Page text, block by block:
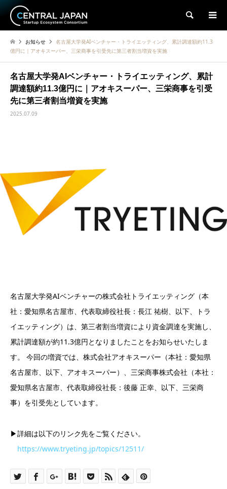
検索
お知らせ
名古屋大学発AIベンチャー・トライエッティング、累計調達額約11.3
億円に｜アオキスーパー、三栄商事を引受先に第三者割当増資を実施
名古屋大学発AIベンチャー・トライエッティング、累計
調達額約11.3億円に｜アオキスーパー、三栄商事を引受
先に第三者割当増資を実施
2025.07.09
名古屋大学発AIベンチャーの株式会社トライエッティング（本
社：愛知県名古屋市、代表取締役社長：長江 祐樹、以下、トラ
イエッティング）は、第三者割当増資により資金調達を実施し、
累計調達額が約11.3億円となりましたことをお知らせいたしま
す。 今回の増資では、株式会社アオキスーパー（本社：愛知県
名古屋市、以下、アオキスーパー）、三栄商事株式会社（本社：
愛知県名古屋市、代表取締役社長：後藤 正幸、以下、三栄商
事）を引受先としています。
▶詳細は以下のリンク先をご覧ください。
https://www.tryeting.jp/topics/12511/